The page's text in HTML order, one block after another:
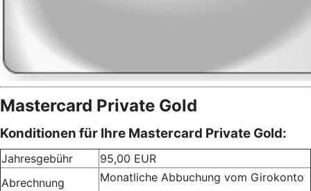
Mastercard Private Gold
Konditionen für Ihre Mastercard Private Gold:
Jahresgebühr
95,00 EUR
Abrechnung
Monatliche Abbuchung vom Girokonto